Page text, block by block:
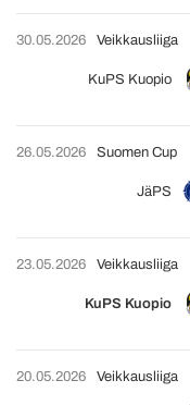
30.05.2026
KuPS Kuopio
Veikkausliiga
26.05.2026
JäPS
Suomen Cup
23.05.2026
KuPS Kuopio
Veikkausliiga
20.05.2026 Veikkausliiga